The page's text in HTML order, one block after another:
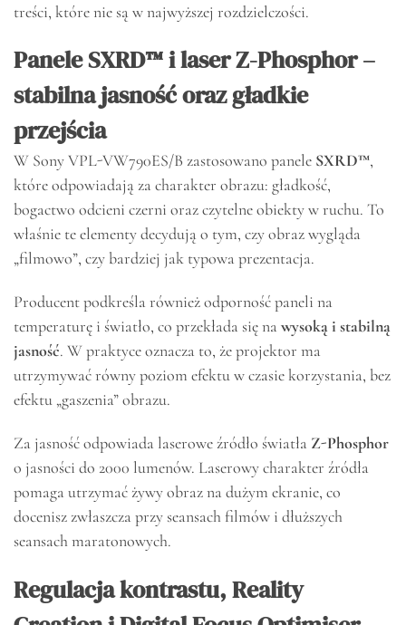
treści, które nie są w najwyższej rozdzielczości.
Panele SXRD™ i laser Z-Phosphor –
stabilna jasność oraz gładkie
przejścia
W Sony VPL-VW790ES/B zastosowano panele SXRD™,
które odpowiadają za charakter obrazu: gładkość,
bogactwo odcieni czerni oraz czytelne obiekty w ruchu. To
właśnie te elementy decydują o tym, czy obraz wygląda
„filmowo”, czy bardziej jak typowa prezentacja.
Producent podkreśla również odporność paneli na
temperaturę i światło, co przekłada się nawysoką i stabilną
jasność. W praktyce oznacza to, że projektor ma
utrzymywać równy poziom efektu w czasie korzystania, bez
efektu „gaszenia” obrazu.
Za jasność odpowiada laserowe źródło światła Z-Phosphor
o jasności do 2000 lumenów. Laserowy charakter źródła
pomaga utrzymać żywy obraz na dużym ekranie, co
docenisz zwłaszcza przy seansach filmów i dłuższych
seansach maratonowych.
Regulacja kontrastu, Reality